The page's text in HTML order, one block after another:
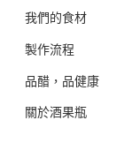
我們的食材
製作流程
品醋，品健康
關於酒果瓶